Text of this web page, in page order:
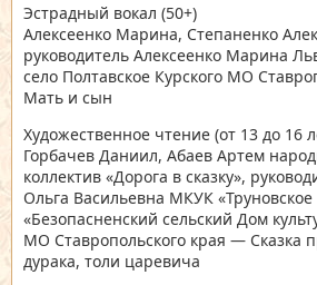
Эстрадный вокал (50+)
Алексеенко Марина, Степаненко
руководитель Алексеенко Марина
село Полтавское Курского МО
Мать и сын
Художественное чтение (от 13 до 16
Горбачев Даниил, Абаев Артем
коллектив «Дорога в сказку»,
Ольга Васильевна МКУК
«Безопасненский сельский Дом
МО Ставропольского края — Сказка
дурака, толи царевича